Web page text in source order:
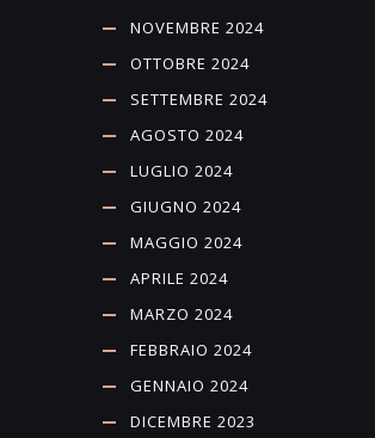
NOVEMBRE 2024
OTTOBRE 2024
SETTEMBRE 2024
AGOSTO 2024
LUGLIO 2024
GIUGNO 2024
MAGGIO 2024
APRILE 2024
MARZO 2024
FEBBRAIO 2024
GENNAIO 2024
DICEMBRE 2023